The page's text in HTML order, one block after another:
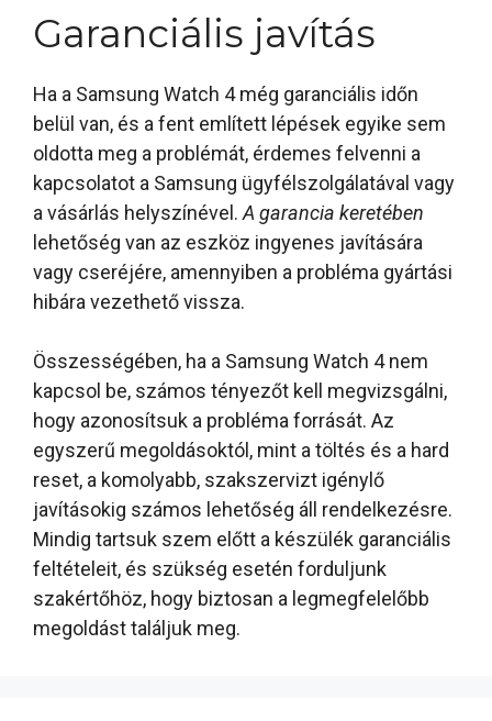
Garanciális javítás
Ha a Samsung Watch 4 még garanciális időn
belül van, és a fent említett lépések egyike sem
oldotta meg a problémát, érdemes felvenni a
kapcsolatot a Samsung ügyfélszolgálatával vagy
a vásárlás helyszínével. A garancia keretében
lehetőség van az eszköz ingyenes javítására
vagy cseréjére, amennyiben a probléma gyártási
hibára vezethető vissza.
Összességében, ha a Samsung Watch 4 nem
kapcsol be, számos tényezőt kell megvizsgálni,
hogy azonosítsuk a probléma forrását. Az
egyszerű megoldásoktól, mint a töltés és a hard
reset, a komolyabb, szakszervizt igénylő
javításokig számos lehetőség áll rendelkezésre.
Mindig tartsuk szem előtt a készülék garanciális
feltételeit, és szükség esetén forduljunk
szakértőhöz, hogy biztosan a legmegfelelőbb
megoldást találjuk meg.